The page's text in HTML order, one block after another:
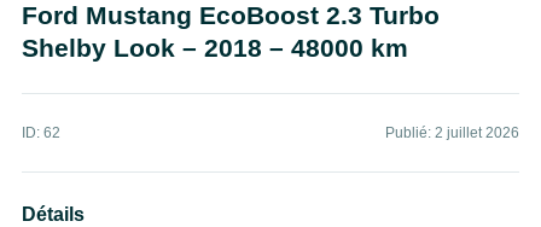
Ford Mustang EcoBoost 2.3 Turbo
Shelby Look – 2018 – 48000 km
ID: 62 Publié: 2 juillet 2026
Détails